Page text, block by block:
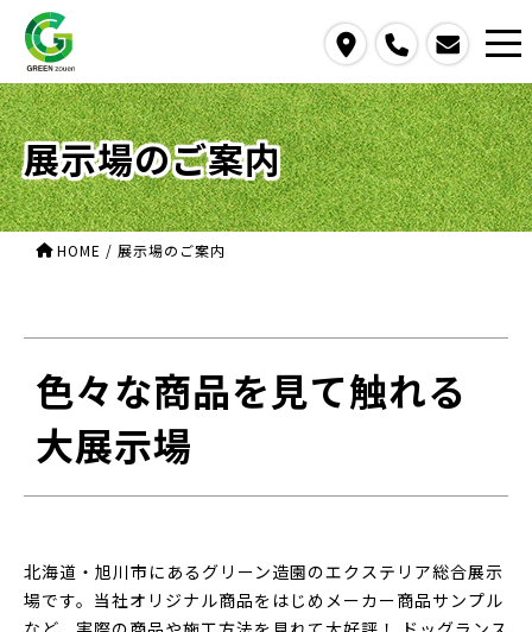
contact us
展示場のご案内
HOME / 展示場のご案内
色々な商品を見て触れる
大展示場
北海道・旭川市にあるグリーン造園のエクステリア総合展示
場です。当社オリジナル商品をはじめメーカー商品サンプル